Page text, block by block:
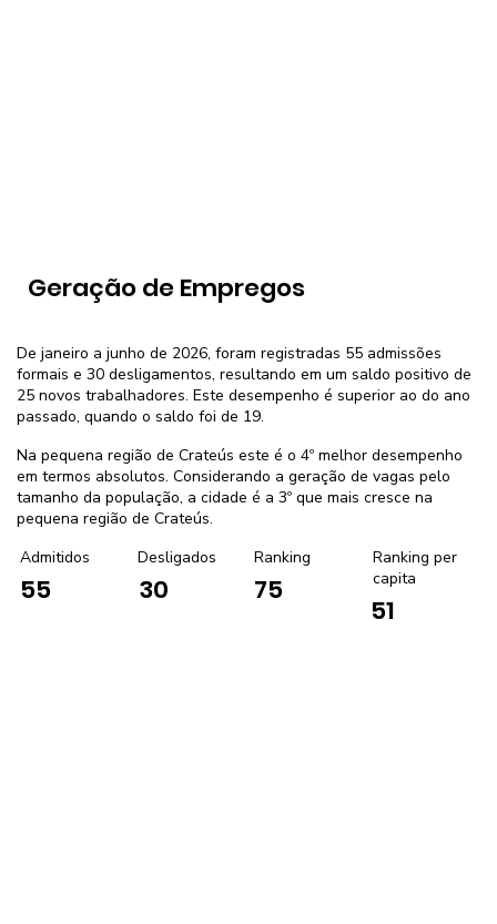
Geração de Empregos
De janeiro a junho de 2026, foram registradas 55 admissões
formais e 30 desligamentos, resultando em um saldo positivo de
25 novos trabalhadores. Este desempenho é superior ao do ano
passado, quando o saldo foi de 19.
Na pequena região de Crateús este é o 4º melhor desempenho
em termos absolutos. Considerando a geração de vagas pelo
tamanho da população, a cidade é a 3º que mais cresce na
pequena região de Crateús.
Admitidos
55
Desligados
30
Ranking
75
Ranking per
capita
51